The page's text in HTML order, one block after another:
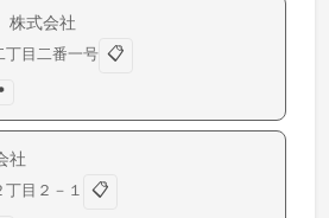
株式会社
丁目二番一号 📋
社
丁目２－１ 📋